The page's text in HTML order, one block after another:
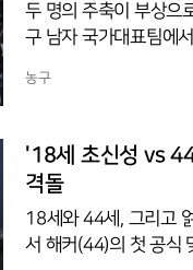
두 명의 주축이 부상으
구 남자 국가대표팀에
훈련을 이어가겠다고
드컵 아시아 예선에서
농구
'18세 초신성 vs
격돌
18세와 44세, 그리고
서 해커(44)의 첫 공식